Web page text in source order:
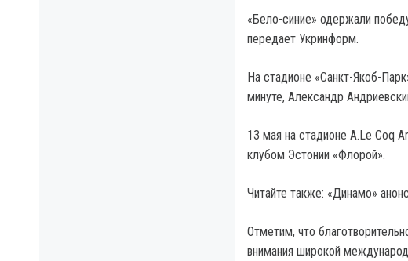
«Бело-синие» одержали
передает Укринформ.
На стадионе «Санкт-Якоб-
минуте, Александр
13 мая на стадионе A.Le Coq
клубом Эстонии «Флорой».
Читайте также: «Динамо»
Отметим, что
внимания широкой